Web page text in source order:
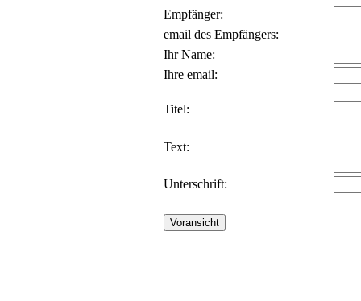
Empfänger:
email des Empfängers:
Ihr Name:
Ihre email:
Titel:
Text:
Unterschrift: